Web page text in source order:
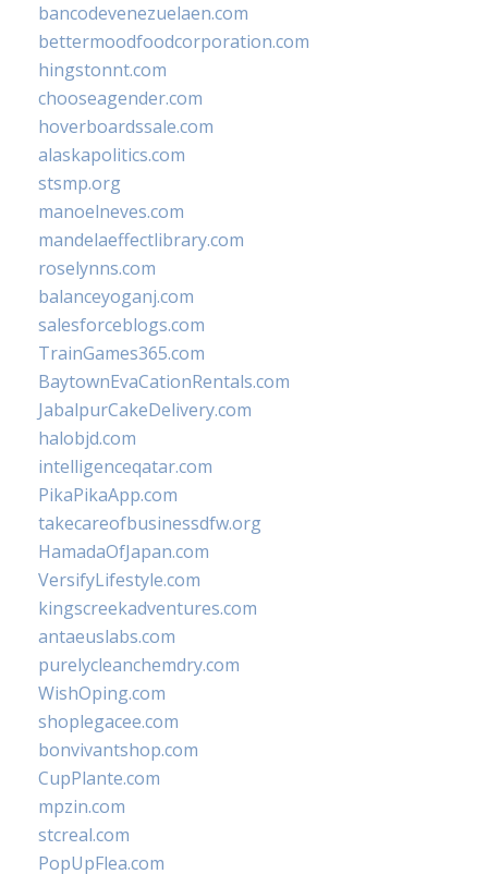
bancodevenezuelaen.com
bettermoodfoodcorporation.com
hingstonnt.com
chooseagender.com
hoverboardssale.com
alaskapolitics.com
stsmp.org
manoelneves.com
mandelaeffectlibrary.com
roselynns.com
balanceyoganj.com
salesforceblogs.com
TrainGames365.com
BaytownEvaCationRentals.com
JabalpurCakeDelivery.com
halobjd.com
intelligenceqatar.com
PikaPikaApp.com
takecareofbusinessdfw.org
HamadaOfJapan.com
VersifyLifestyle.com
kingscreekadventures.com
antaeuslabs.com
purelycleanchemdry.com
WishOping.com
shoplegacee.com
bonvivantshop.com
CupPlante.com
mpzin.com
stcreal.com
PopUpFlea.com